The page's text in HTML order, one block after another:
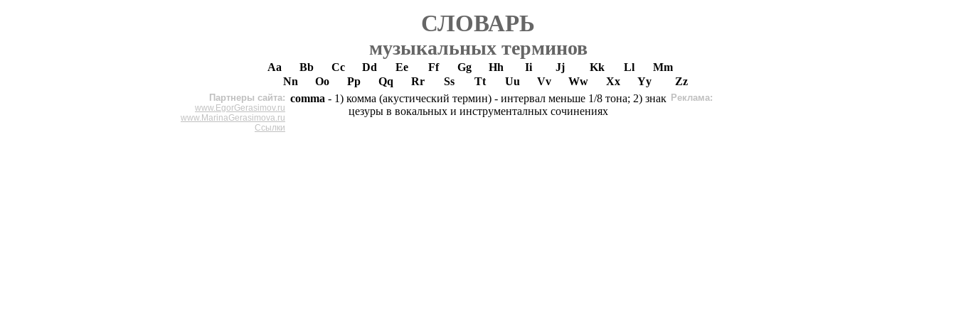
СЛОВАРЬ
музыкальных терминов
Aa Bb Cc Dd Ee Ff Gg Hh Ii Jj Kk Ll
Mm
Nn
Oo Pp Qq Rr Ss Tt Uu Vv Ww Xx Yy Zz
Партнеры сайта:
www.EgorGerasimov.ru
www.MarinaGerasimova.ru
Ссылки
comma - 1) комма (акустический термин) - интервал меньше 1/8 тона; 2) знак
цезуры в вокальных и инструменталных сочинениях
Реклама: